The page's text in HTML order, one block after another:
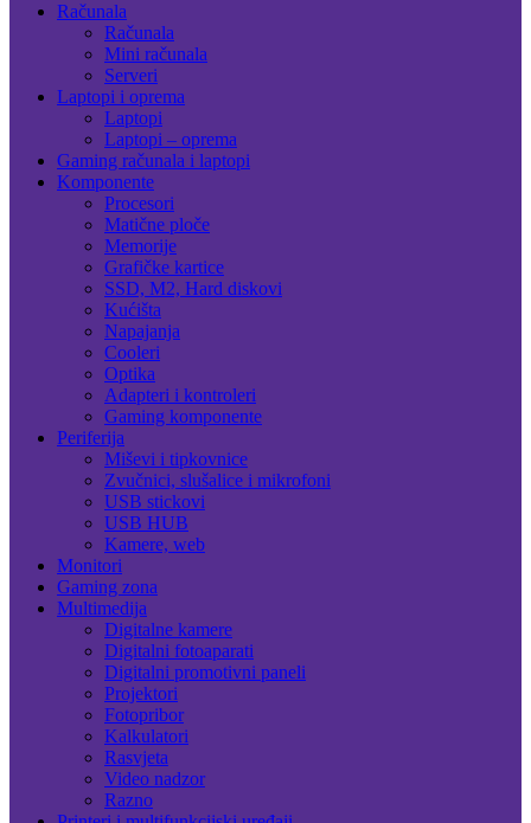
Računala
Računala
Mini računala
Serveri
Laptopi i oprema
Laptopi
Laptopi – oprema
Gaming računala i laptopi
Komponente
Procesori
Matične ploče
Memorije
Grafičke kartice
SSD, M2, Hard diskovi
Kućišta
Napajanja
Cooleri
Optika
Adapteri i kontroleri
Gaming komponente
Periferija
Miševi i tipkovnice
Zvučnici, slušalice i mikrofoni
USB stickovi
USB HUB
Kamere, web
Monitori
Gaming zona
Multimedija
Digitalne kamere
Digitalni fotoaparati
Digitalni promotivni paneli
Projektori
Fotopribor
Kalkulatori
Rasvjeta
Video nadzor
Razno